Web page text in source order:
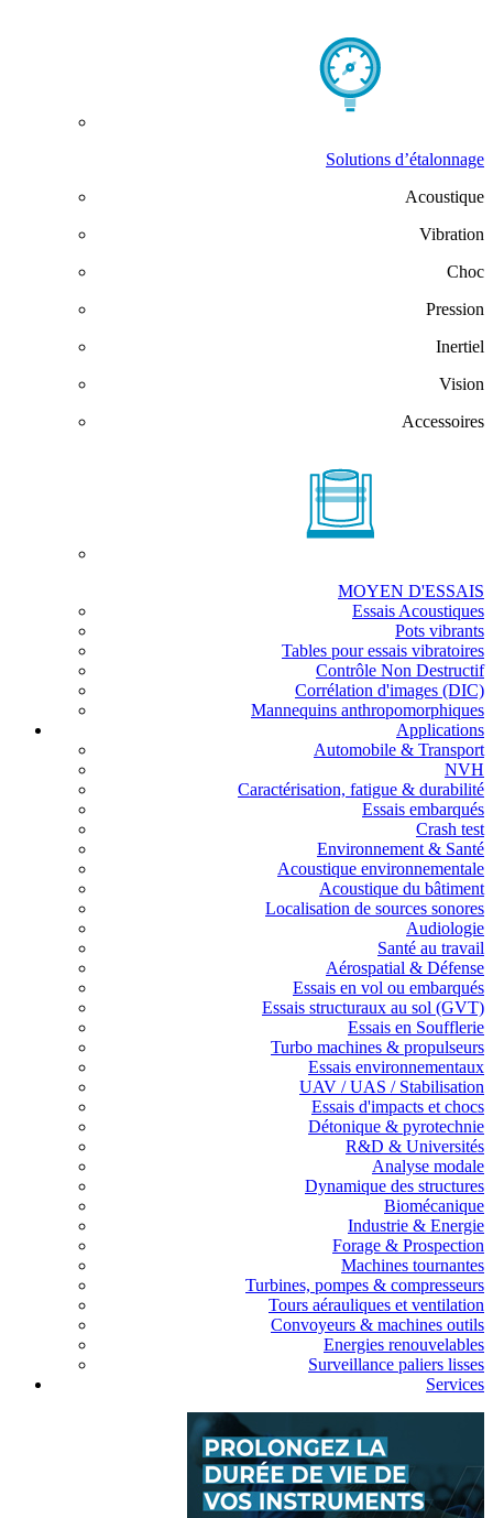
Solutions d’étalonnage
Acoustique
Vibration
Choc
Pression
Inertiel
Vision
Accessoires
MOYEN D'ESSAIS
Essais Acoustiques
Pots vibrants
Tables pour essais vibratoires
Contrôle Non Destructif
Corrélation d'images (DIC)
Mannequins anthropomorphiques
Applications
Automobile & Transport
NVH
Caractérisation, fatigue & durabilité
Essais embarqués
Crash test
Environnement & Santé
Acoustique environnementale
Acoustique du bâtiment
Localisation de sources sonores
Audiologie
Santé au travail
Aérospatial & Défense
Essais en vol ou embarqués
Essais structuraux au sol (GVT)
Essais en Soufflerie
Turbo machines & propulseurs
Essais environnementaux
UAV / UAS / Stabilisation
Essais d'impacts et chocs
Détonique & pyrotechnie
R&D & Universités
Analyse modale
Dynamique des structures
Biomécanique
Industrie & Energie
Forage & Prospection
Machines tournantes
Turbines, pompes & compresseurs
Tours aérauliques et ventilation
Convoyeurs & machines outils
Energies renouvelables
Surveillance paliers lisses
Services